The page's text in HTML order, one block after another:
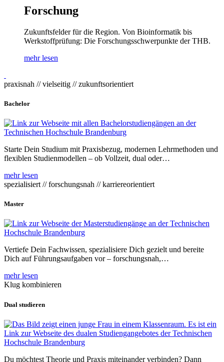
Forschung
Zukunftsfelder für die Region. Von Bioinformatik bis
Werkstoffprüfung: Die Forschungsschwerpunkte der THB.
mehr lesen
praxisnah // vielseitig // zukunftsorientiert
Bachelor
Starte Dein Studium mit Praxisbezug, modernen Lehrmethoden und
flexiblen Studienmodellen – ob Vollzeit, dual oder…
mehr lesen
spezialisiert // forschungsnah // karriereorientiert
Master
Vertiefe Dein Fachwissen, spezialisiere Dich gezielt und bereite
Dich auf Führungsaufgaben vor – forschungsnah,…
mehr lesen
Klug kombinieren
Dual studieren
Du möchtest Theorie und Praxis miteinander verbinden? Dann